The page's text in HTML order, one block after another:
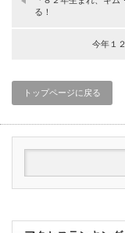
る！
今年１
トップページに戻る